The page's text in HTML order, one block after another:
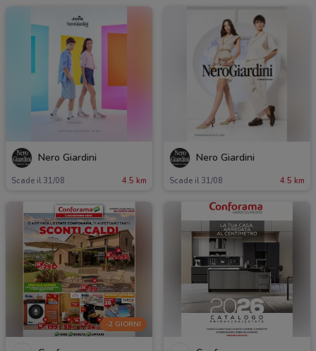
Nero Giardini
Scade il 31/08 4.5 km
Nero Giardini
Scade il 31/08 4.5 km
-2 GIORNI